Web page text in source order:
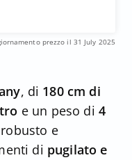
prezzo il 31 July 2025
, di 180 cm di
e un peso di 4
e
di pugilato e